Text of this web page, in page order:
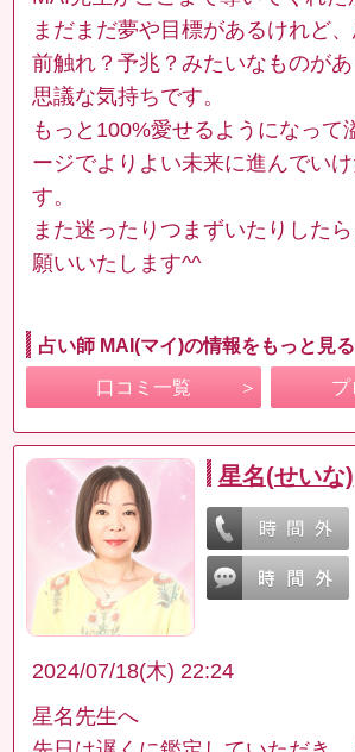
まだまだ夢や目標があるけれど
前触れ？予兆？みたいなものが
思議な気持ちです。
もっと100%愛せるようになって
ージでよりよい未来に進んでい
す。
また迷ったりつまずいたりした
願いいたします^^
占い師 MAI(マイ)の情報をもっと見る
口コミ一覧 プ
星名(せいな)
2024/07/18(木) 22:24
星名先生へ